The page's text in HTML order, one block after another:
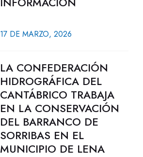
17 DE MARZO, 2026
LA CONFEDERACIÓN
HIDROGRÁFICA DEL
CANTÁBRICO TRABAJA
EN LA CONSERVACIÓN
DEL BARRANCO DE
SORRIBAS EN EL
MUNICIPIO DE LENA